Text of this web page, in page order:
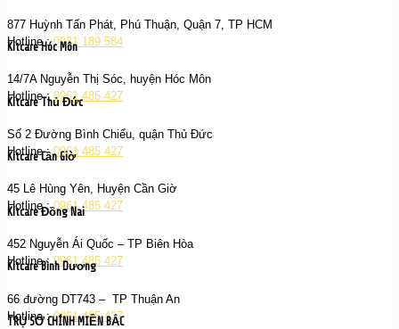
877 Huỳnh Tấn Phát, Phú Thuận, Quận 7, TP HCM
Hotline :0931 189 584
Kitcare Hóc Môn
14/7A Nguyễn Thị Sóc, huyện Hóc Môn
Hotline :0961 485 427
Kitcare Thủ Đức
Số 2 Đường Bình Chiểu, quận Thủ Đức
Hotline :0961 485 427
Kitcare Cần Giờ
45 Lê Hùng Yên, Huyện Cần Giờ
Hotline :0961 485 427
Kitcare Đồng Nai
452 Nguyễn Ái Quốc – TP Biên Hòa
Hotline :0961 485 427
Kitcare Bình Dương
66 đường DT743 – TP Thuận An
Hotline :0961 485 427
TRỤ SỞ CHÍNH MIỀN BẮC